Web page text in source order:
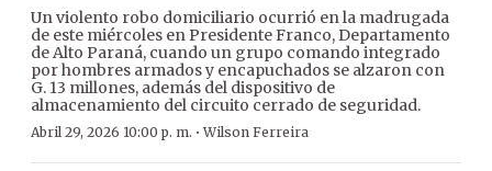
Un violento robo domiciliario ocurrió en la madrugada
de este miércoles en Presidente Franco, Departamento
de Alto Paraná, cuando un grupo comando integrado
por hombres armados y encapuchados se alzaron con
G. 13 millones, además del dispositivo de
almacenamiento del circuito cerrado de seguridad.
Abril 29, 2026 10:00 p. m. ·Wilson Ferreira